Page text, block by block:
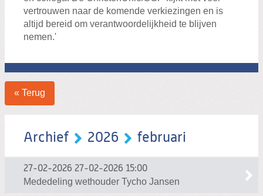
vertrouwen naar de komende verkiezingen en is
altijd bereid om verantwoordelijkheid te blijven
nemen.'
« Terug
Archief 2026 februari
27-02-2026 27-02-2026 15:00
Mededeling wethouder Tycho Jansen